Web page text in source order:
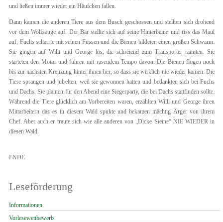
und ließen immer wieder ein Häufchen fallen.
Dann kamen die anderen Tiere aus dem Busch geschossen und stellten sich drohend
vor dem Wolfsauge auf. Der Bär stellte sich auf seine Hinterbeine und riss das Maul
auf, Fuchs scharrte mit seinen Füssen und die Bienen bildeten einen großen Schwarm.
Sie gingen auf Willi und George los, die schreiend zum Transporter rannten. Sie
starteten den Motor und fuhren mit rasendem Tempo davon. Die Bienen flogen noch
bis zur nächsten Kreuzung hinter ihnen her, so dass sie wirklich nie wieder kamen. Die
Tiere sprangen und jubelten, weil sie gewonnen hatten und bedankten sich bei Fuchs
und Dachs. Sie planten für den Abend eine Siegerparty, die bei Dachs stattfinden sollte.
Während die Tiere glücklich am Vorbereiten waren, erzählten Willi und George ihren
Mittarbeitern das es in diesem Wald spukte und bekamen mächtig Ärger von ihrem
Chef. Aber auch er traute sich wie alle anderen von „Dicke Steine“ NIE WIEDER in
diesen Wald.
ENDE
Leseförderung
Navigation
überspringen
Informationen
Vorlesewettbewerb